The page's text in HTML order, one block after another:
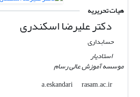
هیات تحریریه
دکتر علیرضا اسکندری
حسابداری
استادیار
موسسه آموزش عالی رسام
a.eskandari
rasam.ac.ir